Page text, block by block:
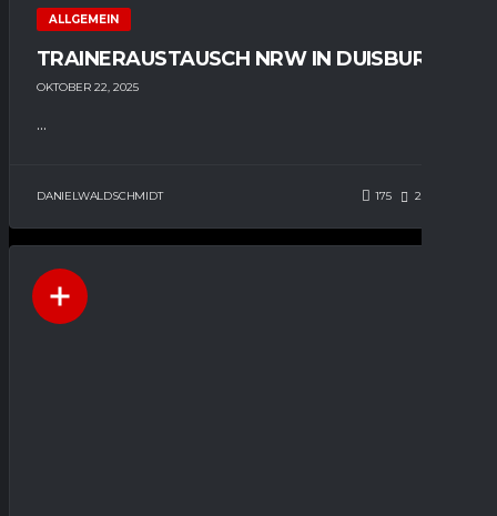
ALLGEMEIN
TRAINERAUSTAUSCH NRW IN DUISBURG
OKTOBER 22, 2025
...
DANIELWALDSCHMIDT 175 214